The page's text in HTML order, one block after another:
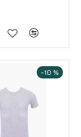
-10 %